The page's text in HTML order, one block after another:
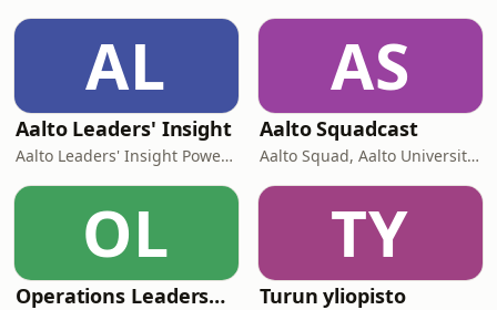
AL
Aalto Leaders' Insight
Aalto Leaders' Insight Powered by Aalto EE
AS
Aalto Squadcast
Aalto Squad, Aalto University student ambassadors
OL
Operations Leadership
TY
Turun yliopisto